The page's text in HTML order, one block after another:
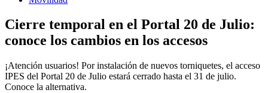
Cierre temporal en el Portal 20 de Julio:
conoce los cambios en los accesos
¡Atención usuarios! Por instalación de nuevos torniquetes, el acceso
IPES del Portal 20 de Julio estará cerrado hasta el 31 de julio.
Conoce la alternativa.